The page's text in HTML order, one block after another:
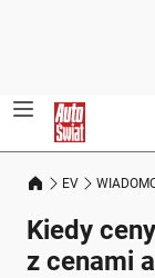
EV
Kiedy
z cenami